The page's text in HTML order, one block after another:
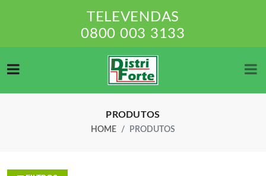
TELEVENDAS
0800 003 3133
PRODUTOS
HOME PRODUTOS